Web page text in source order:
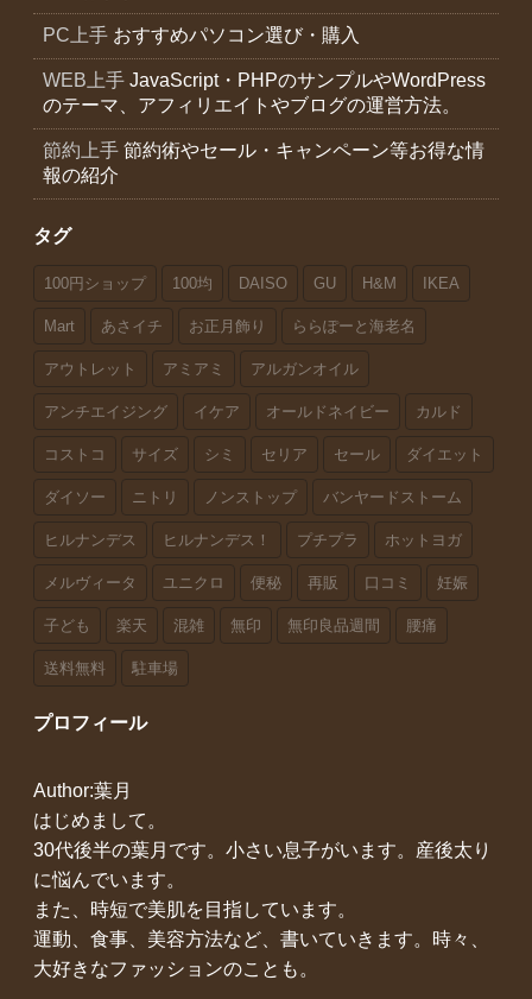
PC上手 おすすめパソコン選び・購入
WEB上手 JavaScript・PHPのサンプルやWordPress
のテーマ、アフィリエイトやブログの運営方法。
節約上手 節約術やセール・キャンペーン等お得な情
報の紹介
タグ
100円ショップ 100均 DAISO GU H&M IKEA
Mart あさイチ お正月飾り ららぽーと海老名
アウトレット アミアミ アルガンオイル
アンチエイジング イケア オールドネイビー カルド
コストコ サイズ シミ セリア セール ダイエット
ダイソー ニトリ ノンストップ バンヤードストーム
ヒルナンデス ヒルナンデス！ プチプラ ホットヨガ
メルヴィータ ユニクロ 便秘 再販 口コミ 妊娠
子ども 楽天 混雑 無印 無印良品週間 腰痛
送料無料 駐車場
プロフィール
Author:葉月
はじめまして。
30代後半の葉月です。小さい息子がいます。産後太り
に悩んでいます。
また、時短で美肌を目指しています。
運動、食事、美容方法など、書いていきます。時々、
大好きなファッションのことも。